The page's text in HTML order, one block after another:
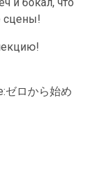
сцены!
ゼロから始め